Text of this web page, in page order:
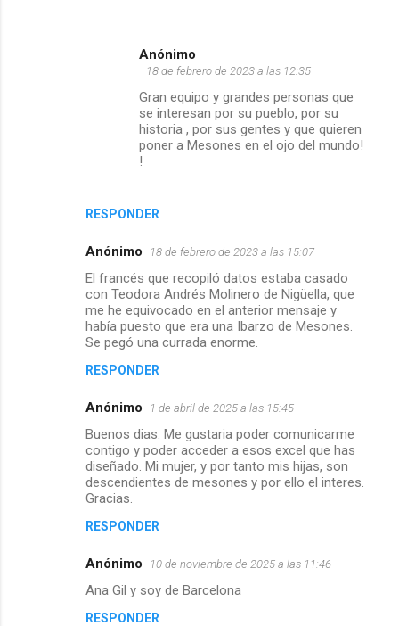
RESPONDER
Anónimo
18 de febrero de 2023 a las 12:35
Gran equipo y grandes personas que
se interesan por su pueblo, por su
historia , por sus gentes y que quieren
poner a Mesones en el ojo del mundo!
!
Anónimo 18 de febrero de 2023 a las 15:07
El francés que recopiló datos estaba casado
con Teodora Andrés Molinero de Nigüella, que
me he equivocado en el anterior mensaje y
había puesto que era una Ibarzo de Mesones.
Se pegó una currada enorme.
RESPONDER
Anónimo 1 de abril de 2025 a las 15:45
Buenos dias. Me gustaria poder comunicarme
contigo y poder acceder a esos excel que has
diseñado. Mi mujer, y por tanto mis hijas, son
descendientes de mesones y por ello el interes.
Gracias.
RESPONDER
Anónimo 10 de noviembre de 2025 a las 11:46
Ana Gil y soy de Barcelona
RESPONDER